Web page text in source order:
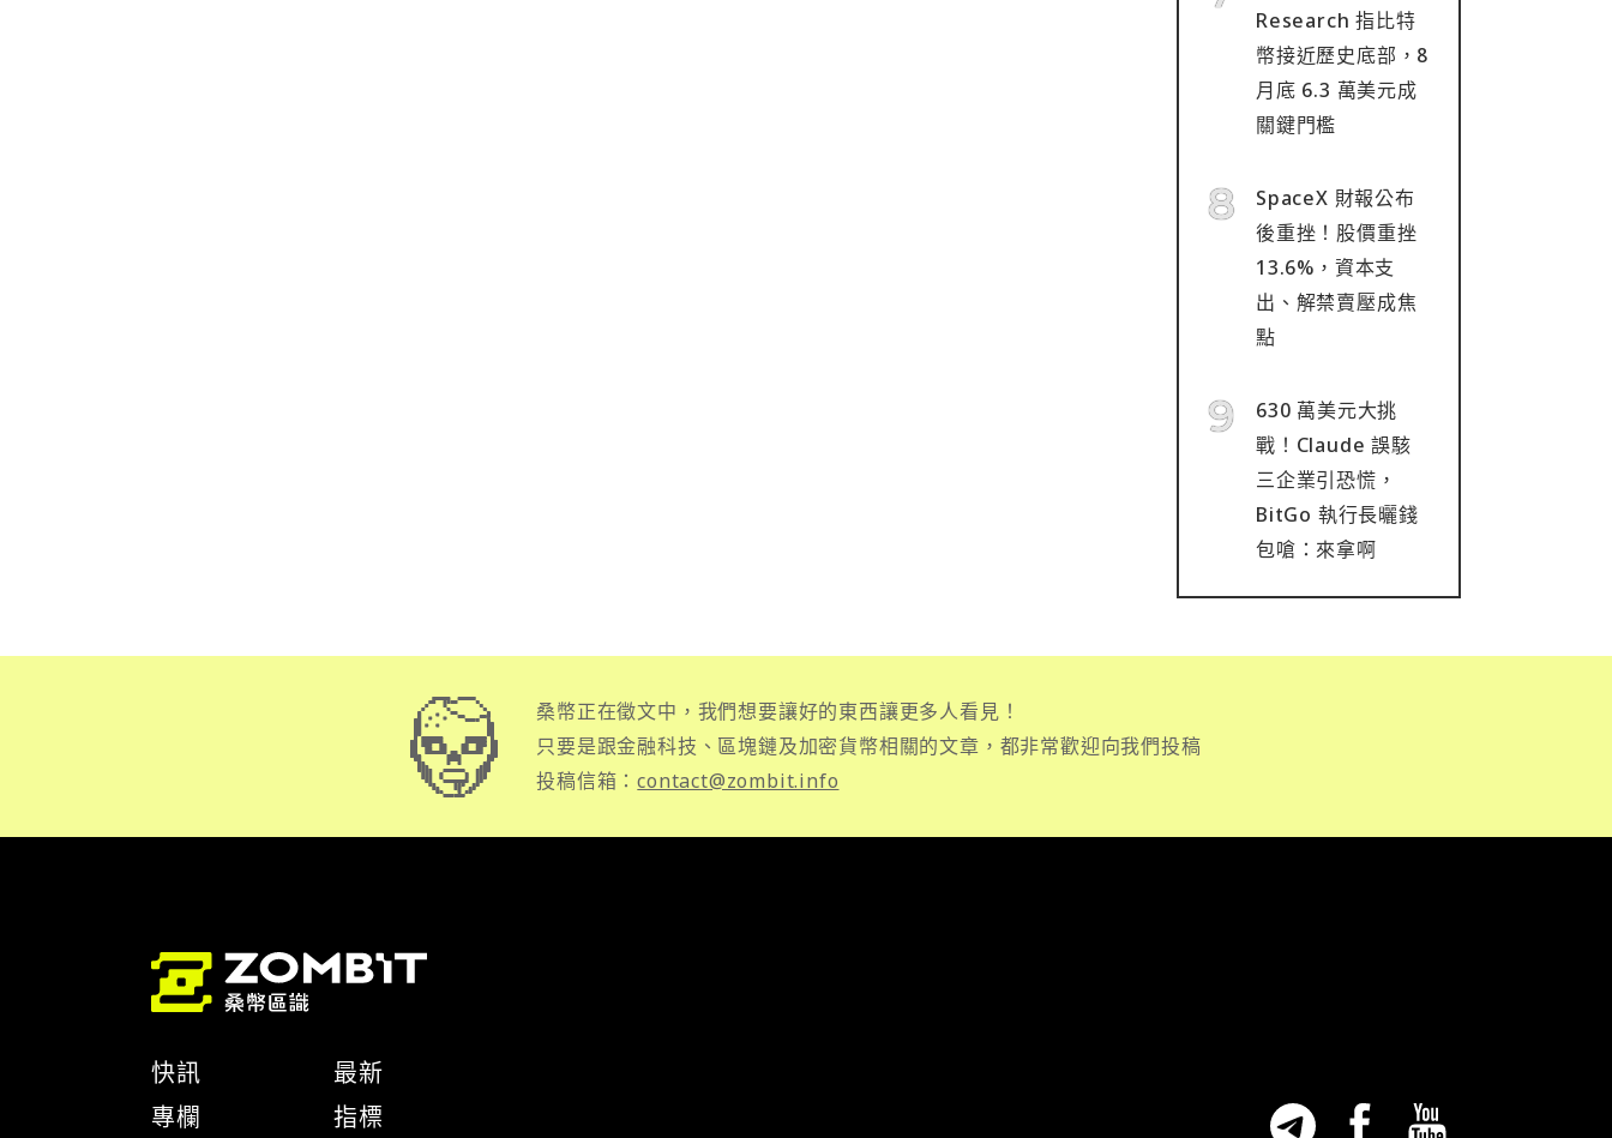
Research 指比特
幣接近歷史底部，8
月底 6.3 萬美元成
關鍵門檻
SpaceX 財報公布
後重挫！股價重挫
13.6%，資本支
出、解禁賣壓成焦
點
630 萬美元大挑
戰！Claude 誤駭
三企業引恐慌，
BitGo 執行長曬錢
包嗆：來拿啊
桑幣正在徵文中，我們想要讓好的東西讓更多人看見！
只要是跟金融科技、區塊鏈及加密貨幣相關的文章，都非常歡迎向我們投稿
投稿信箱：contact@zombit.info
快訊
專欄
最新
指標